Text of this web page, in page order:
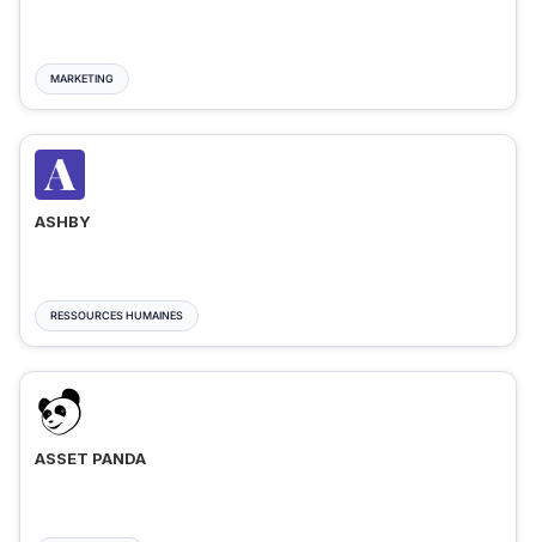
MARKETING
ASHBY
RESSOURCES HUMAINES
ASSET PANDA